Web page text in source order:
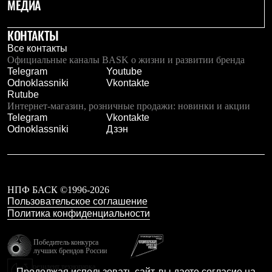
Брюки
Софтшелл одежда
Куртки
Флисовая одежда
Куртки
Брюки
Жилеты
Комбинезоны
Термобелье
Комплект термобелья
Снаряжение
Палатки и тенты
Тенты
Экспедиционные
Легкоходные
Альпинистские
Городские
Аксессуары для рюкзаков
Спальные мешки
Пуховые
Комбинированные
МЕДИА
КОНТАКТЫ
Все контакты
Официальные каналы BASK о жизни и развитии бренда
Telegram
Youtube
Odnoklassniki
Vkontakte
Rutube
Интернет-магазин, розничные продажи: новинки и акции
Telegram
Vkontakte
Odnoklassniki
Дзэн
НПФ БАСК ©1996-2026
Пользовательское соглашение
Политика конфиденциальности
Победитель конкурса
лучших брендов России